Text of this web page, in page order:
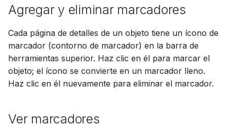
Русский
Português
Dansk
Suomi
i
z
a
n
d
b
Administración del
servidor
Personalización del
frontend
Actualización
Exportar datos
Gestionar usuarios
Configuración de
administración
Gestionar tareas
Etiquetas
Editar en el árbol
ADN-Y
Almacenamiento Consultas manuales
Traducción
Agregar y eliminar marcadores
Cada página de detalles de un objeto tiene un ícono de
marcador (contorno de marcador) en la barra de
herramientas superior. Haz clic en él para marcar el
objeto; el ícono se convierte en un marcador lleno.
Haz clic en él nuevamente para eliminar el marcador.
Ver marcadores